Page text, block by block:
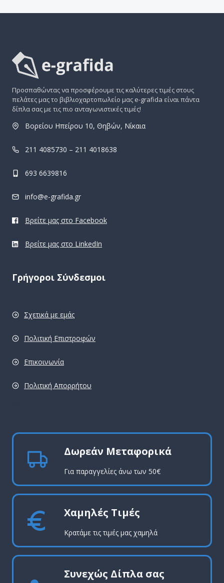
Προσπαθώντας να προσφέρουμε τις καλύτερες τιμές στους
πελάτες μας το βιβλιοχαρτοπωλείο μας e-grafida είναι πάντα
δίπλα σας με τις πιο ανταγωνιστικές τιμές!
Βορείου Ηπείρου 10, Θηβών, Νίκαια
211 4085730 – 211 4018638
693 6639816
info@e-grafida.gr
Βρείτε μας στο Facebook
Βρείτε μας στο LinkedIn
Γρήγοροι Σύνδεσμοι
Σχετικά με εμάς
Πολιτική Επιστροφών
Επικοινωνία
Πολιτική Απορρήτου
Δωρεάν Μεταφορικά
Για παραγγελίες άνω των 50€
Χαμηλές Τιμές
Κρατάμε τις τιμές μας χαμηλά
Συνεχώς Δίπλα σας